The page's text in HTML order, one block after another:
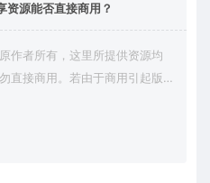
资源能否直接商用？
作者所有，这里所提供资源均
直接商用。若由于商用引起版